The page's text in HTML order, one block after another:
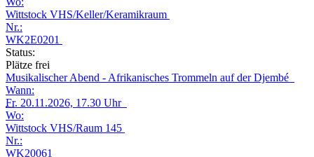
Wittstock VHS/Keller/Keramikraum
Nr.:
WK2E0201
Status:
Plätze frei
Musikalischer Abend - Afrikanisches Trommeln auf der Djembé
Wann:
Fr. 20.11.2026, 17.30 Uhr
Wo:
Wittstock VHS/Raum 145
Nr.:
WK20061